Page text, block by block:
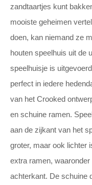
zandtaartjes kunt
mooiste geheimen
doen, kan niemand ze
houten speelhuis uit de
speelhuisje is
perfect in iedere
van het Crooked
en schuine ramen.
aan de zijkant van het
groter, maar ook lichter
extra ramen,
achterkant. De schuine